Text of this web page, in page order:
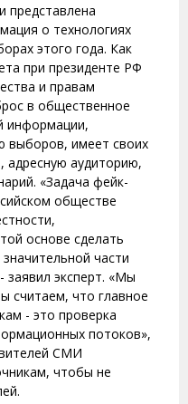
представлена
о технологиях
этого года. Как
при президенте РФ
и правам
в общественное
информации,
выборов, имеет своих
адресную аудиторию,
«Задача фейк-
обществе
основе сделать
части
эксперт. «Мы
считаем, что главное
- это проверка
потоков»,
СМИ
чтобы не